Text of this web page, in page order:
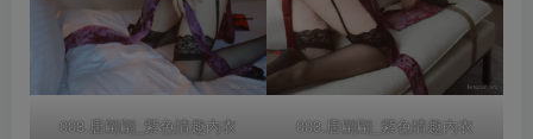
003.唐翩翩_紫色情趣内衣
003.唐翩翩_紫色情趣内衣